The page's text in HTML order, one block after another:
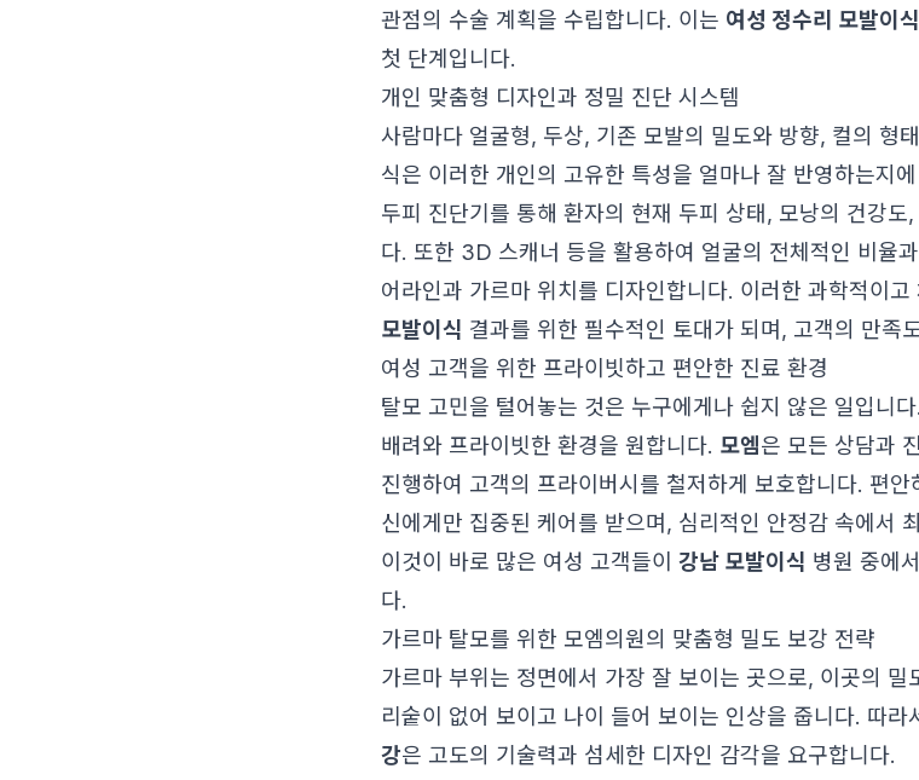
관점의 수술 계획을 수립합니다. 이는 여성 정수리 모발이식
첫 단계입니다.
개인 맞춤형 디자인과 정밀 진단 시스템
사람마다 얼굴형, 두상, 기존 모발의 밀도와 방향, 컬의 형
식은 이러한 개인의 고유한 특성을 얼마나 잘 반영하는지
두피 진단기를 통해 환자의 현재 두피 상태, 모낭의 건강도
다. 또한 3D 스캐너 등을 활용하여 얼굴의 전체적인 비율
어라인과 가르마 위치를 디자인합니다. 이러한 과학적이
모발이식 결과를 위한 필수적인 토대가 되며, 고객의 만족
여성 고객을 위한 프라이빗하고 편안한 진료 환경
탈모 고민을 털어놓는 것은 누구에게나 쉽지 않은 일입니
배려와 프라이빗한 환경을 원합니다. 모엠은 모든 상담과
진행하여 고객의 프라이버시를 철저하게 보호합니다. 편
신에게만 집중된 케어를 받으며, 심리적인 안정감 속에서
이것이 바로 많은 여성 고객들이 강남 모발이식 병원 중에
다.
가르마 탈모를 위한 모엠의원의 맞춤형 밀도 보강 전략
가르마 부위는 정면에서 가장 잘 보이는 곳으로, 이곳의 밀
리숱이 없어 보이고 나이 들어 보이는 인상을 줍니다. 따라
강은 고도의 기술력과 섬세한 디자인 감각을 요구합니다.